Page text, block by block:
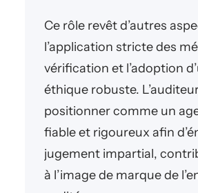
Ce rôle revêt d’autres
l’application stricte des
vérification et l’adoption
éthique robuste.
positionner comme un
fiable et rigoureux afin
jugement impartial,
à l’image de marque de